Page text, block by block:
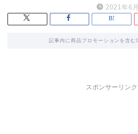
2021年6
記事内に商品プロモーションを含む
スポンサーリンク